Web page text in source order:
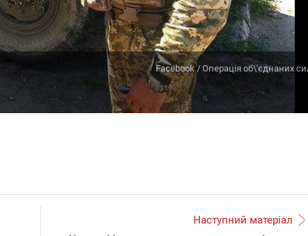
Facebook / Операція об\'єднаних
Наступний матеріал